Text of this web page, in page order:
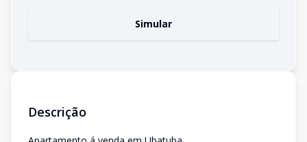
Simular
Descrição